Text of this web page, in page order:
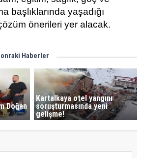
başlıklarında yaşadığı
önerileri yer alacak.
Haberler
Doğan
Kartalkaya otel yangını
soruşturmasında yeni
gelişme!